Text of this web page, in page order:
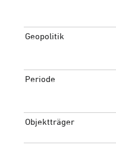
Geopolitik
Periode
Objektträger